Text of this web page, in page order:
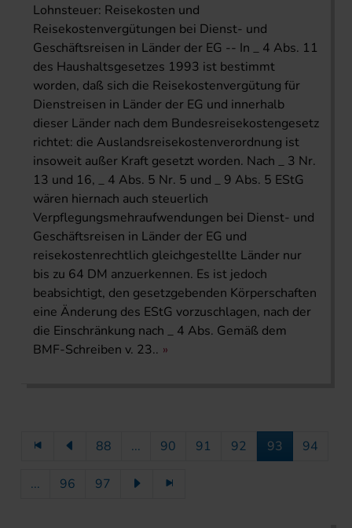
Lohnsteuer: Reisekosten und
Reisekostenvergütungen bei Dienst- und
Geschäftsreisen in Länder der EG -- In _ 4 Abs. 11
des Haushaltsgesetzes 1993 ist bestimmt
worden, daß sich die Reisekostenvergütung für
Dienstreisen in Länder der EG und innerhalb
dieser Länder nach dem Bundesreisekostengesetz
richtet: die Auslandsreisekostenverordnung ist
insoweit außer Kraft gesetzt worden. Nach _ 3 Nr.
13 und 16, _ 4 Abs. 5 Nr. 5 und _ 9 Abs. 5 EStG
wären hiernach auch steuerlich
Verpflegungsmehraufwendungen bei Dienst- und
Geschäftsreisen in Länder der EG und
reisekostenrechtlich gleichgestellte Länder nur
bis zu 64 DM anzuerkennen. Es ist jedoch
beabsichtigt, den gesetzgebenden Körperschaften
eine Änderung des EStG vorzuschlagen, nach der
die Einschränkung nach _ 4 Abs. Gemäß dem
BMF-Schreiben v. 23..
88 ... 90 91 92 93 94
... 96 97